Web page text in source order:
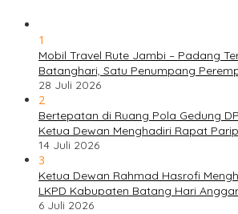
1
Mobil Travel Rute Jambi – Padang
Batanghari, Satu Penumpang
28 Juli 2026
2
Bertepatan di Ruang Pola Gedung
Ketua Dewan Menghadiri Rapat
14 Juli 2026
3
Ketua Dewan Rahmad Hasrofi
LKPD Kabupaten Batang Hari
6 Juli 2026